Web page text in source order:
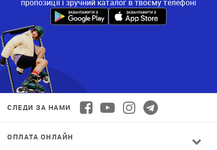
пропозиції і зручний каталог в твоєму телефоні
СЛЕДИ ЗА НАМИ
ОПЛАТА ОНЛАЙН